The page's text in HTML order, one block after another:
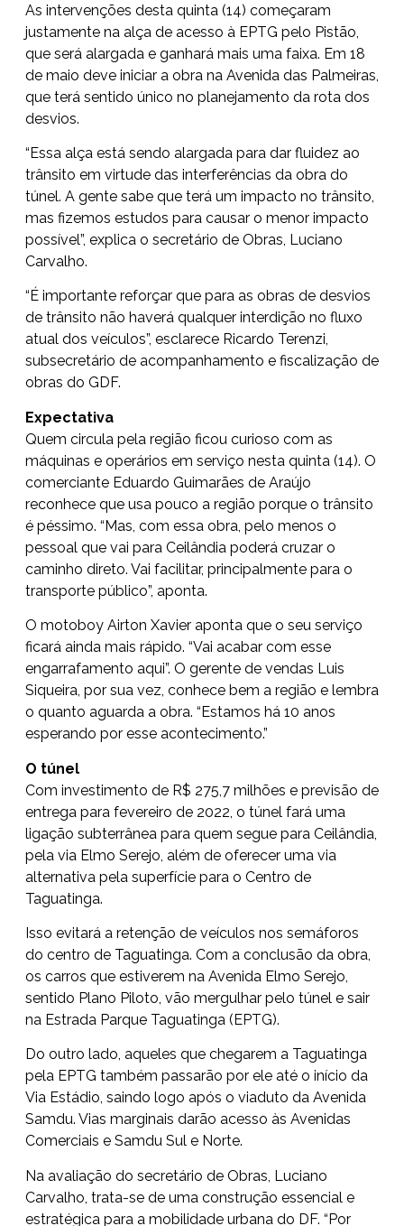
As intervenções desta quinta (14) começaram
justamente na alça de acesso à EPTG pelo Pistão,
que será alargada e ganhará mais uma faixa. Em 18
de maio deve iniciar a obra na Avenida das Palmeiras,
que terá sentido único no planejamento da rota dos
desvios.
“Essa alça está sendo alargada para dar fluidez ao
trânsito em virtude das interferências da obra do
túnel. A gente sabe que terá um impacto no trânsito,
mas fizemos estudos para causar o menor impacto
possível”, explica o secretário de Obras, Luciano
Carvalho.
“É importante reforçar que para as obras de desvios
de trânsito não haverá qualquer interdição no fluxo
atual dos veículos”, esclarece Ricardo Terenzi,
subsecretário de acompanhamento e fiscalização de
obras do GDF.
Expectativa
Quem circula pela região ficou curioso com as
máquinas e operários em serviço nesta quinta (14). O
comerciante Eduardo Guimarães de Araújo
reconhece que usa pouco a região porque o trânsito
é péssimo. “Mas, com essa obra, pelo menos o
pessoal que vai para Ceilândia poderá cruzar o
caminho direto. Vai facilitar, principalmente para o
transporte público”, aponta.
O motoboy Airton Xavier aponta que o seu serviço
ficará ainda mais rápido. “Vai acabar com esse
engarrafamento aqui”. O gerente de vendas Luis
Siqueira, por sua vez, conhece bem a região e lembra
o quanto aguarda a obra. “Estamos há 10 anos
esperando por esse acontecimento.”
O túnel
Com investimento de R$ 275,7 milhões e previsão de
entrega para fevereiro de 2022, o túnel fará uma
ligação subterrânea para quem segue para Ceilândia,
pela via Elmo Serejo, além de oferecer uma via
alternativa pela superfície para o Centro de
Taguatinga.
Isso evitará a retenção de veículos nos semáforos
do centro de Taguatinga. Com a conclusão da obra,
os carros que estiverem na Avenida Elmo Serejo,
sentido Plano Piloto, vão mergulhar pelo túnel e sair
na Estrada Parque Taguatinga (EPTG).
Do outro lado, aqueles que chegarem a Taguatinga
pela EPTG também passarão por ele até o início da
Via Estádio, saindo logo após o viaduto da Avenida
Samdu. Vias marginais darão acesso às Avenidas
Comerciais e Samdu Sul e Norte.
Na avaliação do secretário de Obras, Luciano
Carvalho, trata-se de uma construção essencial e
estratégica para a mobilidade urbana do DF. “Por